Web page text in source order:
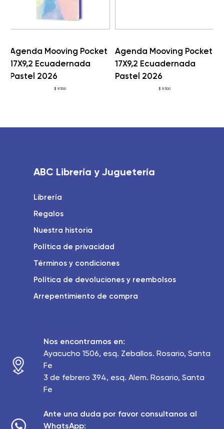
Agenda Mooving Pocket
17X9,2 Ecuadernada
Pastel 2026
$ 9.500
Agenda Mooving Pocket
17X9,2 Ecuadernada
Pastel 2026
$ 9.500
ABC Librería y Juguetería
Librería
Regalos
Nuestra historia
Política de privacidad
Términos y condiciones
Política de devoluciones y reembolsos
Arrepentimiento de compra
Nos encontramos en:
Ayacucho 1506, esq. Zeballos. Rosario, Santa
Fe
3 de febrero 394, esq. Alem. Rosario, Santa
Fe
Ante una duda por favor consultanos al
WhatsApp: